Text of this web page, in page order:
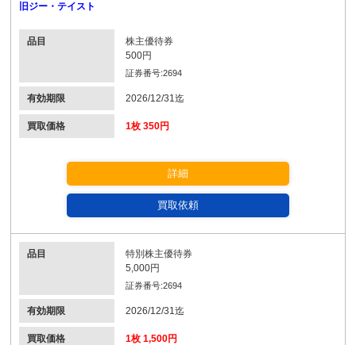
旧ジー・テイスト
品目
株主優待券
500円
証券番号:2694
有効期限 2026/12/31迄
買取価格 1枚 350円
詳細
買取依頼
品目
特別株主優待券
5,000円
証券番号:2694
有効期限 2026/12/31迄
買取価格 1枚 1,500円